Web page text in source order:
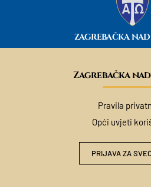
ZAGREBAČKA
Zagrebačka
Pravila
Opći uvjeti
PRIJAVA ZA